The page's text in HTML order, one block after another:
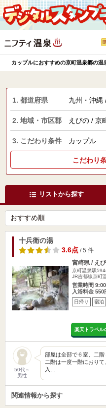
カップルにおすすめの京町温泉郷の
1. 都道府県 九州・沖縄
2. 地域・市区郡 えびの / 京
3. こだわり条件 カップル
こだわり
リストから探す
十兵衛の湯
3.6点/ 5 件
宮崎県 / え
京町温泉駅
JR吉都線京町
営業時間
入浴料金 550
日帰り 宿泊
楽天トラベル
50代～
男性
部屋は全部で６室、二階
二階は一度一階におり
入…
関連情報から探す